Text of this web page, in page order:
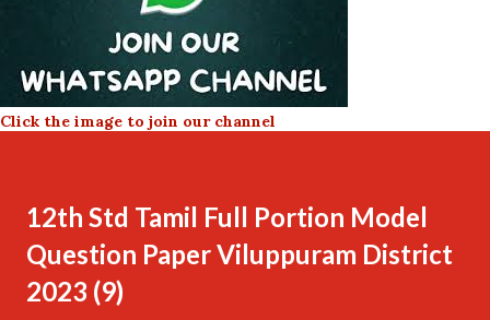
Click the image to join our channel
12th Std Tamil Full Portion Model
Question Paper Viluppuram District
2023 (9)